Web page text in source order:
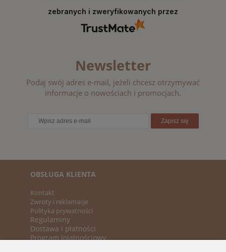
zebranych i zweryfikowanych przez
Newsletter
Podaj swój adres e-mail, jeżeli chcesz otrzymywać
informacje o nowościach i promocjach.
Zapisz się
OBSŁUGA KLIENTA
Kontakt
Zwroty i reklamacje
Polityka prywatności
Regulaminy
Dostawa i płatności
Program lojalnościowy